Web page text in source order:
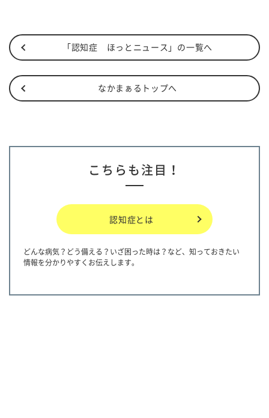
「認知症 ほっとニュース」の一覧へ
なかまぁるトップへ
こちらも注目！
認知症とは
どんな病気？どう備える？いざ困った時は？など、知っておきたい
情報を分かりやすくお伝えします。